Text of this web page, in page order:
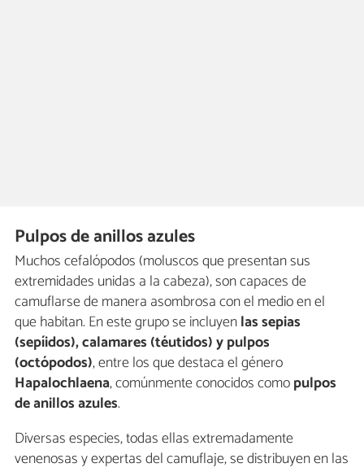
Pulpos de anillos azules
Muchos cefalópodos (moluscos que presentan sus
extremidades unidas a la cabeza), son capaces de
camuflarse de manera asombrosa con el medio en el
que habitan. En este grupo se incluyenlas sepias
(sepíidos), calamares (téutidos) y pulpos
(octópodos), entre los que destaca el género
Hapalochlaena, comúnmente conocidos comopulpos
de anillos azules.
Diversas especies, todas ellas extremadamente
venenosas y expertas del camuflaje, se distribuyen en las